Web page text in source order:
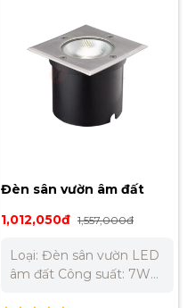
133lm CRI: Ra83 PF: 0.5
Góc chiếu: 52°
Đèn sân vườn âm đất
ngoài trời Nanoco 7W
1,012,050đ 1,557,000đ
Loại: Đèn sân vườn LED
âm đất Công suất: 7W